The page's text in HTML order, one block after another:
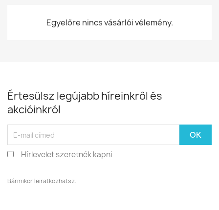
Egyelőre nincs vásárlói vélemény.
Értesülsz legújabb híreinkről és
akcióinkról
Hírlevelet szeretnék kapni
Bármikor leiratkozhatsz.